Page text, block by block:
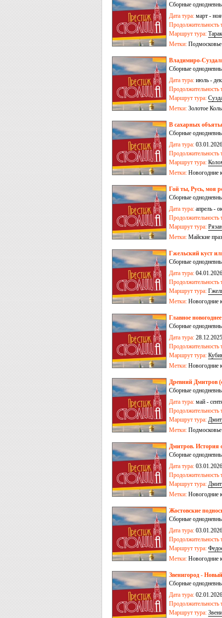
Сборные
Дата тура: март -
Продолжительность
Маршрут тура:
Метки: Подмосковье
Владимиро-
Сборные
Дата тура: июль -
Продолжительность
Маршрут тура:
Метки: Золотое
В сахарных
Сборные
Дата тура:
Продолжительность
Маршрут тура:
Метки: Новогодние
Гой ты, Русь, моя
Сборные
Дата тура: апрель -
Продолжительность
Маршрут тура:
Метки: Майские
Гжельский куст
Сборные
Дата тура:
Продолжительность
Маршрут тура:
Метки: Новогодние
Главное
Сборные
Дата тура:
09.01.2026,
Продолжительность
Маршрут тура:
Метки: Новогодние
Древний Дмитров
Сборные
Дата тура: май -
Продолжительность
Маршрут тура:
Метки: Подмосковье
Дмитров. История
Сборные
Дата тура:
Продолжительность
Маршрут тура:
Метки: Новогодние
Жостовские
Сборные
Дата тура:
Продолжительность
Маршрут тура:
Метки: Новогодние
Звенигород -
Сборные
Дата тура:
Продолжительность
Маршрут тура: